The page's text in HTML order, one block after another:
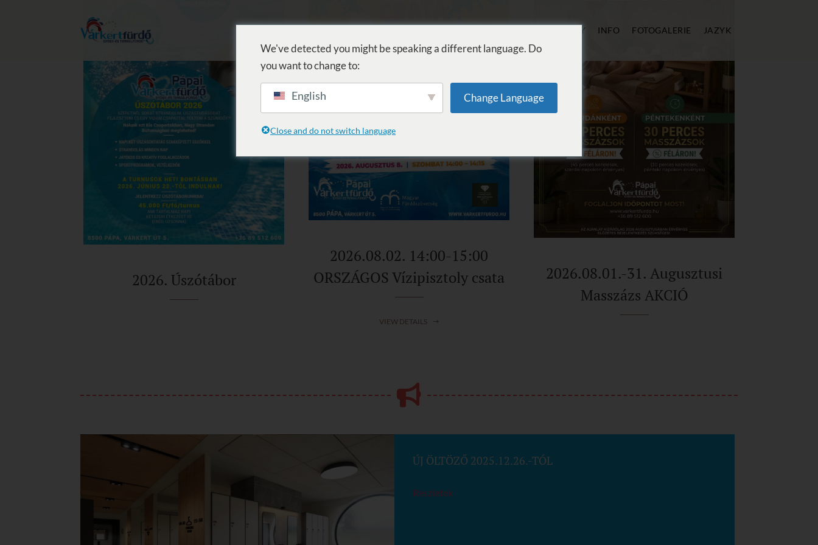
CENY INFO FOTOGALERIE JAZYK
2026. Úszótábor
2026.08.02. 14:00-15:00
ORSZÁGOS Vízipisztoly csata
VIEW DETAILS
2026.08.01.-31. Augusztusi
Masszázs AKCIÓ
ÚJ ÖLTÖZŐ 2025.12.26.-TÓL
Részletek
We've detected you might be speaking a different language. Do
you want to change to:
English Change Language
Close and do not switch language